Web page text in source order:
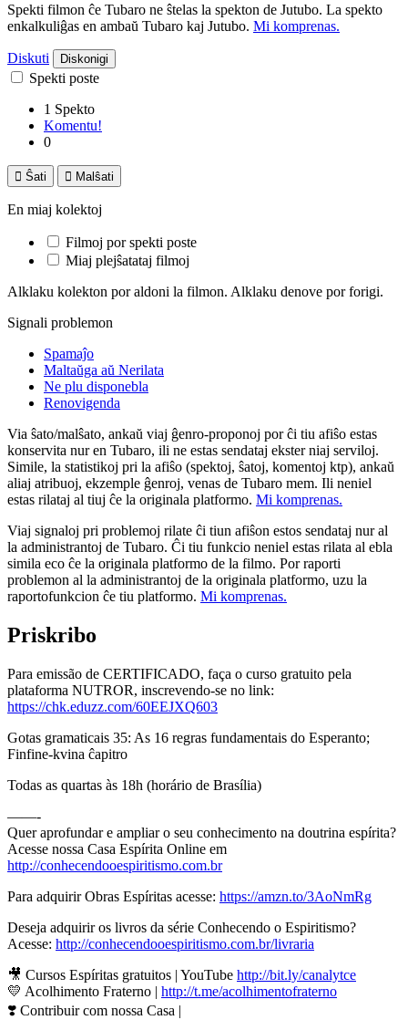
Spekti filmon ĉe Tubaro ne ŝtelas la spekton de Jutubo. La spekto
enkalkuliĝas en ambaŭ Tubaro kaj Jutubo. Mi komprenas.
Diskuti Diskonigi
Spekti poste
1 Spekto
Komentu!
0
 Ŝati  Malŝati
En miaj kolektoj
Filmoj por spekti poste
Miaj plejŝatataj filmoj
Alklaku kolekton por aldoni la filmon. Alklaku denove por forigi.
Signali problemon
Spamaĵo
Maltaŭga aŭ Nerilata
Ne plu disponebla
Renovigenda
Via ŝato/malŝato, ankaŭ viaj ĝenro-proponoj por ĉi tiu afiŝo estas
konservita nur en Tubaro, ili ne estas sendataj ekster niaj serviloj.
Simile, la statistikoj pri la afiŝo (spektoj, ŝatoj, komentoj ktp), ankaŭ
aliaj atribuoj, ekzemple ĝenroj, venas de Tubaro mem. Ili neniel
estas rilataj al tiuj ĉe la originala platformo. Mi komprenas.
Viaj signaloj pri problemoj rilate ĉi tiun afiŝon estos sendataj nur al
la administrantoj de Tubaro. Ĉi tiu funkcio neniel estas rilata al ebla
simila eco ĉe la originala platformo de la filmo. Por raporti
problemon al la administrantoj de la originala platformo, uzu la
raportofunkcion ĉe tiu platformo. Mi komprenas.
Priskribo
Para emissão de CERTIFICADO, faça o curso gratuito pela
plataforma NUTROR, inscrevendo-se no link:
https://chk.eduzz.com/60EEJXQ603
Gotas gramaticais 35: As 16 regras fundamentais do Esperanto;
Finfine-kvina ĉapitro
Todas as quartas às 18h (horário de Brasília)
——-
Quer aprofundar e ampliar o seu conhecimento na doutrina espírita?
Acesse nossa Casa Espírita Online em
http://conhecendooespiritismo.com.br
Para adquirir Obras Espíritas acesse: https://amzn.to/3AoNmRg
Deseja adquirir os livros da série Conhecendo o Espiritismo?
Acesse: http://conhecendooespiritismo.com.br/livraria
🎥 Cursos Espíritas gratuitos | YouTube http://bit.ly/canalytce
💛 Acolhimento Fraterno | http://t.me/acolhimentofraterno
❣️ Contribuir com nossa Casa |